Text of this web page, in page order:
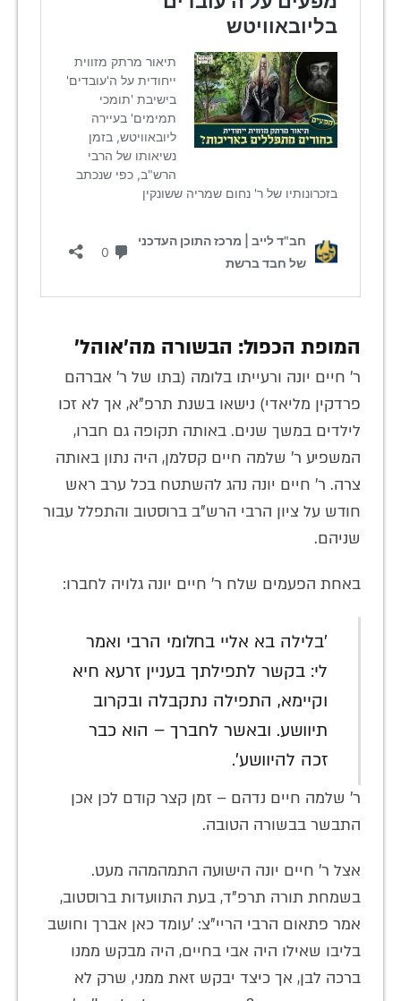
המופת הכפול: הבשורה מה'אוהל'
ר' חיים יונה ורעייתו בלומה (בתו של ר' אברהם
פרדקין מליאדי) נישאו בשנת תרפ"א, אך לא זכו
לילדים במשך שנים. באותה תקופה גם חברו,
המשפיע ר' שלמה חיים קסלמן, היה נתון באותה
צרה. ר' חיים יונה נהג להשתטח בכל ערב ראש
חודש על ציון הרבי הרש"ב ברוסטוב והתפלל עבור
שניהם.
באחת הפעמים שלח ר' חיים יונה גלויה לחברו:
'בלילה בא אליי בחלומי הרבי ואמר
לי: בקשר לתפילתך בעניין זרעא חיא
וקיימא, התפילה נתקבלה ובקרוב
תיוושע. ובאשר לחברך – הוא כבר
זכה להיוושע'.
ר' שלמה חיים נדהם – זמן קצר קודם לכן אכן
התבשר בבשורה הטובה.
אצל ר' חיים יונה הישועה התמהמהה מעט.
בשמחת תורה תרפ"ד, בעת התוועדות ברוסטוב,
אמר פתאום הרבי הריי"צ: 'עומד כאן אברך וחושב
בליבו שאילו היה אבי בחיים, היה מבקש ממנו
ברכה לבן, אך כיצד יבקש זאת ממני, שרק לא